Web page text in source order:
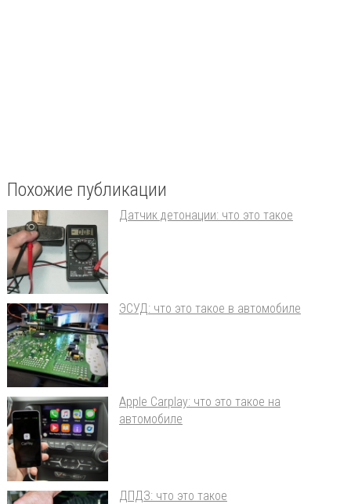
Похожие публикации
Датчик детонации: что это такое
ЭСУД: что это такое в автомобиле
Apple Carplay: что это такое на
автомобиле
ДПДЗ: что это такое